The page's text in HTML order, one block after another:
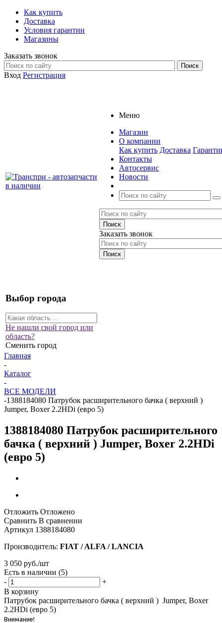
Как купить
Доставка
Условия гарантии
Магазины
Заказать звонок
Вход Регистрация
Меню
Магазин
О компании
Как купить Доставка
Контакты
Автосервис
Новости
Заказать звонок
Выбор города
Не нашли свой город или
область?
Сменить город
Главная
-
Каталог
-
ВСЕ МОДЕЛИ
-1388184080 Патрубок расширительного бачка ( верхний )
Jumper, Boxer 2.2HDi (евро 5)
1388184080 Патрубок расширительного
бачка ( верхний ) Jumper, Boxer 2.2HDi
(евро 5)
Отложить Отложено
Сравнить В сравнении
Артикул 1388184080
Производитель: FIAT / ALFA / LANCIA
3 050 руб./шт
Есть в наличии (5)
-
+
В корзину
Патрубок расширительного бачка ( верхний ) Jumper, Boxer
2.2HDi (евро 5)
Внимание!